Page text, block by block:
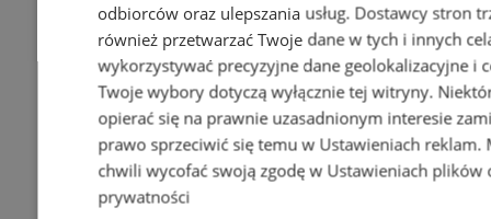
odbiorców oraz ulepszania usług. Dostawcy stron
również przetwarzać Twoje dane w tych i innych
wykorzystywać precyzyjne dane geolokalizacyjne i
Twoje wybory dotyczą wyłącznie tej witryny.
opierać się na prawnie uzasadnionym interesie
prawo sprzeciwić się temu w Ustawieniach reklam.
chwili wycofać swoją zgodę w Ustawieniach plików
prywatności